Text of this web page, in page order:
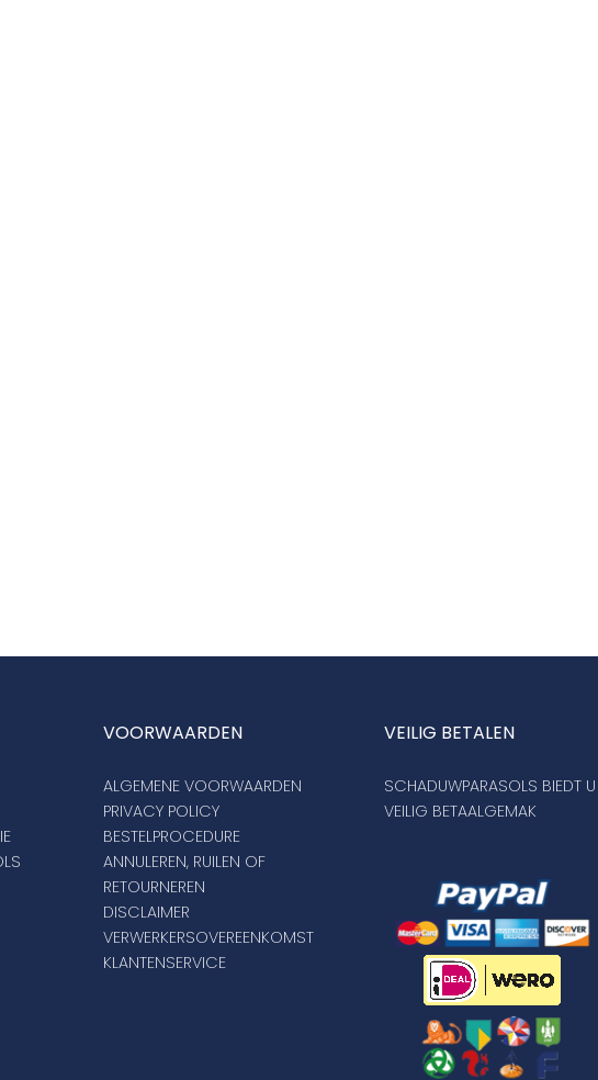
VOORWAARDEN
ALGEMENE VOORWAARDEN
PRIVACY POLICY
BESTELPROCEDURE
ANNULEREN, RUILEN OF
RETOURNEREN
DISCLAIMER
VERWERKERSOVEREENKOMST
KLANTENSERVICE
VEILIG BETALEN
SCHADUWPARASOLS BIEDT U
VEILIG BETAALGEMAK